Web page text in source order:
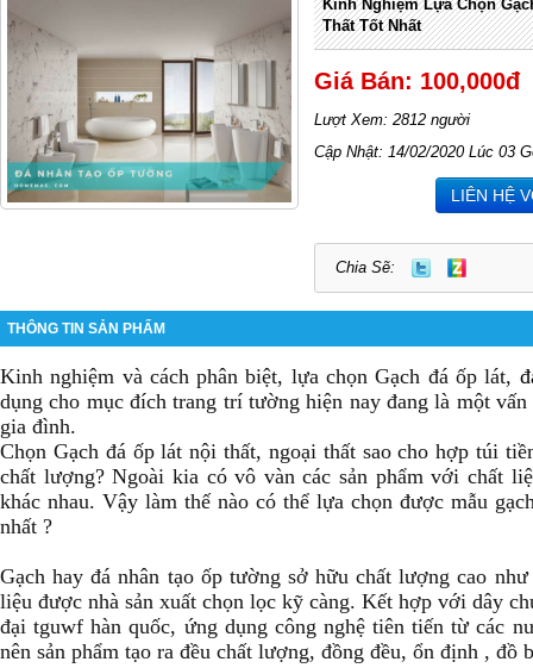
Kinh Nghiệm Lựa Chọn
Thất Tốt Nhất
Giá Bán: 100,000đ
Lượt Xem: 2812 người
Cập Nhật: 14/02/2020 Lúc 03
LIÊN HỆ
Chia Sẽ:
THÔNG TIN SẢN PHẨM
Kinh nghiệm và cách phân biệt, lựa chọn Gạch đá ốp lát,
dụng cho mục đích trang trí tường hiện nay đang là một vấn
gia đình.
Chọn Gạch đá ốp lát nội thất, ngoại thất sao cho hợp túi
chất lượng? Ngoài kia có vô vàn các sản phẩm với chất
khác nhau. Vậy làm thế nào có thể lựa chọn được mẫu
nhất ?
Gạch hay đá nhân tạo ốp tường sở hữu chất lượng cao
liệu được nhà sản xuất chọn lọc kỹ càng. Kết hợp với dây
đại tguwf hàn quốc, ứng dụng công nghệ tiên tiến từ các
nên sản phẩm tạo ra đều chất lượng, đồng đều, ổn định , đồ